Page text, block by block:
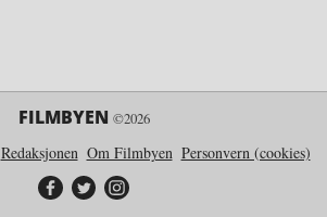
FILMBYEN ©2026
Redaksjonen Om Filmbyen Personvern (cookies)
Filmbyen på Facebook
Filmbyen på Twitter
Filmbyen på Instagram